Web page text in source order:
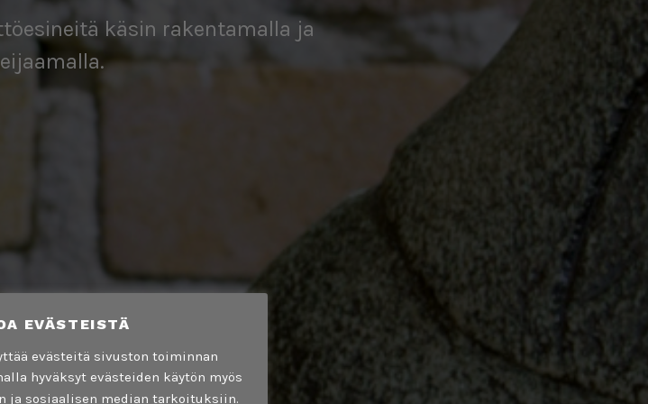
käsin rakentamalla ja
EVÄSTEISTÄ
evästeitä sivuston toiminnan
hyväksyt evästeiden käytön myös
ja sosiaalisen median tarkoituksiin.